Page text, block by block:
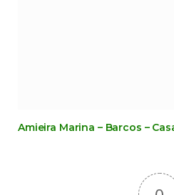
Amieira Marina – Barcos –